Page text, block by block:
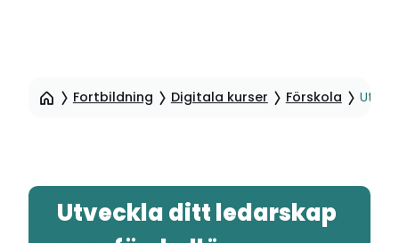
sidinnehåll
Fortbildning Digitala kurser Förskola